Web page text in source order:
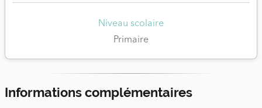
Niveau scolaire
Primaire
Informations complémentaires